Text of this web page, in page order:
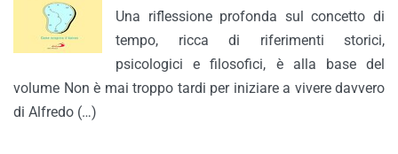
Una riflessione profonda sul concetto di
tempo, ricca di riferimenti storici,
psicologici e filosofici, è alla base del
volume Non è mai troppo tardi per iniziare a vivere davvero
di Alfredo (…)